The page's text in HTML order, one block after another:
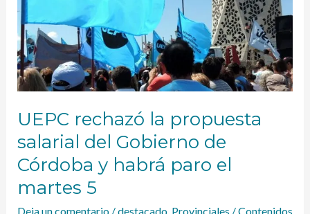
UEPC rechazó la propuesta
salarial del Gobierno de
Córdoba y habrá paro el
martes 5
Deja un comentario /destacado, Provinciales /Contenidos
de
Córdoba
y
habrá
paro
el
5